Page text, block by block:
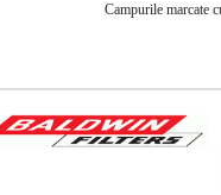
Campurile marcate